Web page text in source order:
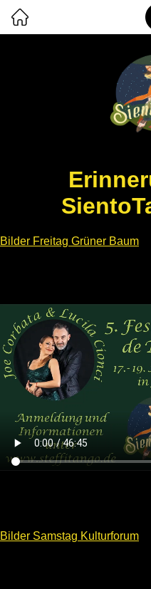
Bilder Freitag Grüner Baum
Bilder Samstag Kulturforum